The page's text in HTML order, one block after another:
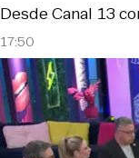
17:50
Desde Canal 13